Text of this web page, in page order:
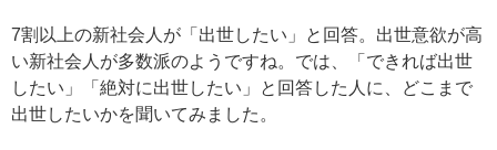
7割以上の新社会人が「出世したい」と回答。出世意欲が高
い新社会人が多数派のようですね。では、「できれば出世
したい」「絶対に出世したい」と回答した人に、どこまで
出世したいかを聞いてみました。